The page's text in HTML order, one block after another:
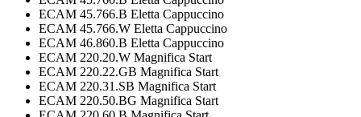
ECAM 45.766.B Eletta Cappuccino
ECAM 45.766.W Eletta Cappuccino
ECAM 46.860.B Eletta Cappuccino
ECAM 220.20.W Magnifica Start
ECAM 220.22.GB Magnifica Start
ECAM 220.31.SB Magnifica Start
ECAM 220.50.BG Magnifica Start